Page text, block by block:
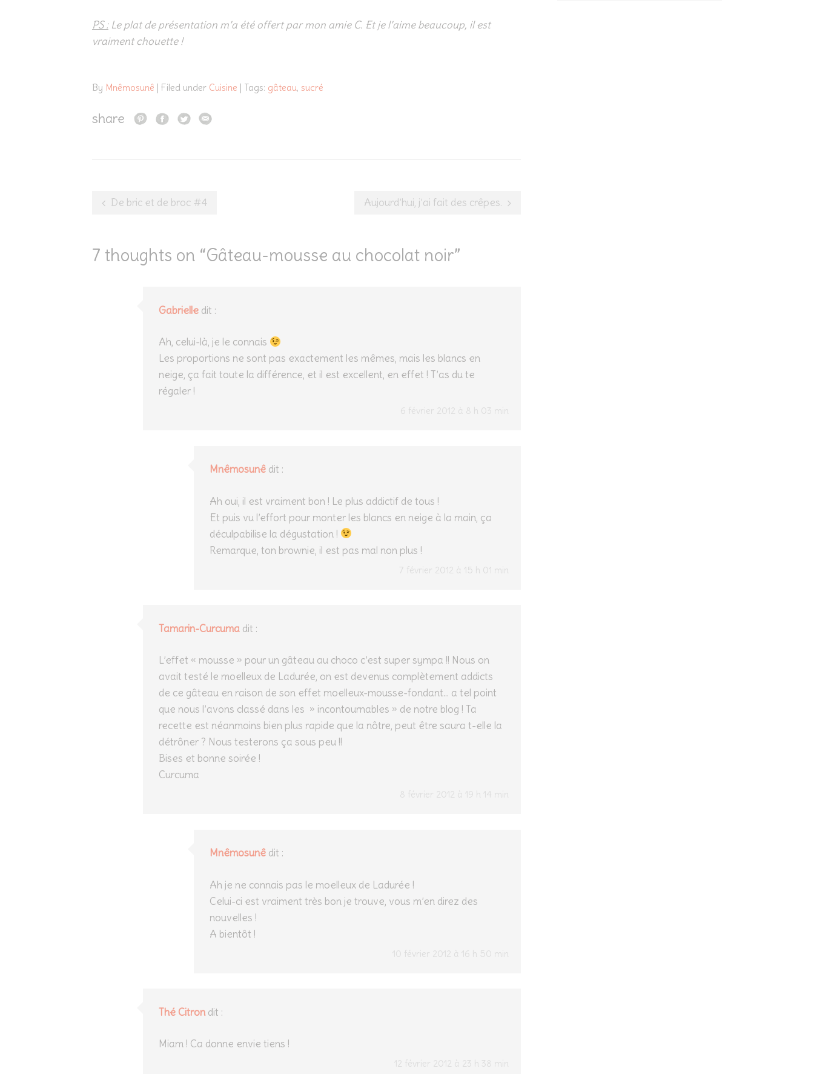
PS :Le plat de présentation m’a été offert par mon amie C. Et je l’aime beaucoup, il est
vraiment chouette !
By Mnêmosunê | Filed under Cuisine | Tags: gâteau, sucré
share
Post
De bric et de broc #4 Aujourd’hui, j’ai fait des crêpes.
7 thoughts on “Gâteau-mousse au chocolat noir”
Gabrielle dit :
6 février 2012 à 8 h 03 min
Ah, celui-là, je le connais
Les proportions ne sont pas exactement les mêmes, mais les blancs en
neige, ça fait toute la différence, et il est excellent, en effet ! T’as du te
régaler !
Mnêmosunê dit :
7 février 2012 à 15 h 01 min
Ah oui, il est vraiment bon ! Le plus addictif de tous !
Et puis vu l’effort pour monter les blancs en neige à la main, ça
déculpabilise la dégustation !
Remarque, ton brownie, il est pas mal non plus !
Tamarin-Curcuma dit :
8 février 2012 à 19 h 14 min
L’effet « mousse » pour un gâteau au choco c’est super sympa !! Nous on
avait testé le moelleux de Ladurée, on est devenus complètement addicts
de ce gâteau en raison de son effet moelleux-mousse-fondant… a tel point
que nous l’avons classé dans les » incontournables » de notre blog ! Ta
recette est néanmoins bien plus rapide que la nôtre, peut être saura t-elle la
détrôner ? Nous testerons ça sous peu !!
Bises et bonne soirée !
Curcuma
Mnêmosunê dit :
10 février 2012 à 16 h 50 min
Ah je ne connais pas le moelleux de Ladurée !
Celui-ci est vraiment très bon je trouve, vous m’en direz des
nouvelles !
A bientôt !
Thé Citron dit :
12 février 2012 à 23 h 38 min
Miam ! Ca donne envie tiens !